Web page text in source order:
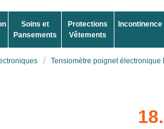
Soins et
Pansements
Protections
Vêtements
Incontinence
Tensiomètre poignet électronique